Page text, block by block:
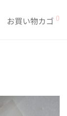
お買い物カゴ 0